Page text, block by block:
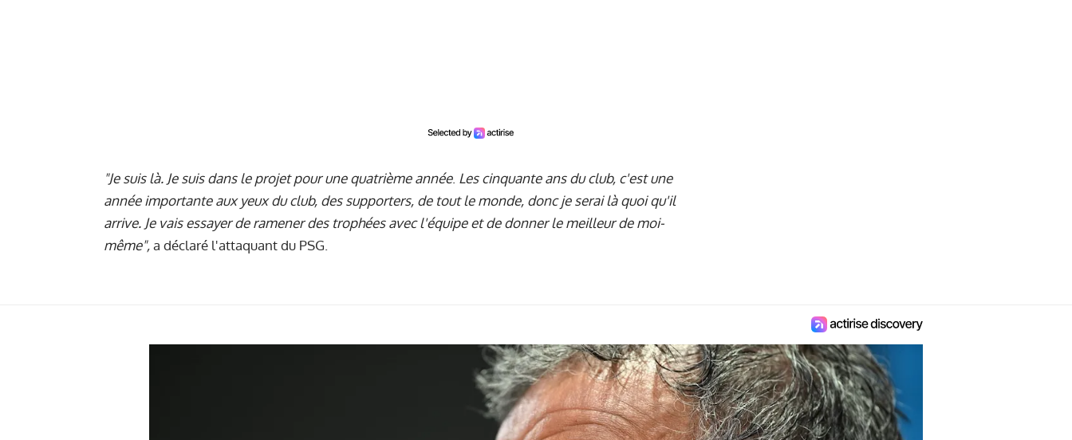
"Je suis là. Je suis dans le projet pour une quatrième année. Les cinquante ans du club, c'est une
année importante aux yeux du club, des supporters, de tout le monde, donc je serai là quoi qu'il
arrive. Je vais essayer de ramener des trophées avec l'équipe et de donner le meilleur de moi-
même",a déclaré l'attaquant du PSG.